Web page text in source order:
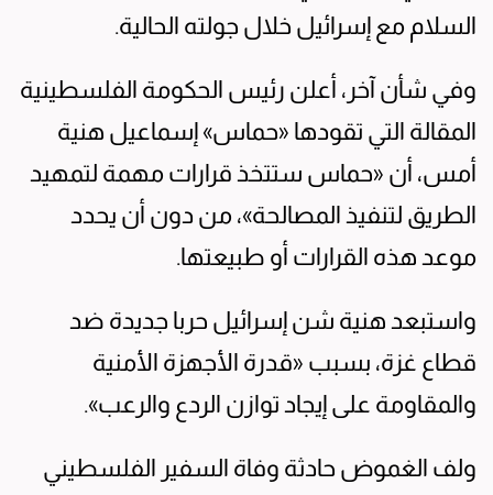
السلام مع إسرائيل خلال جولته الحالية.
وفي شأن آخر، أعلن رئيس الحكومة الفلسطينية
المقالة التي تقودها «حماس» إسماعيل هنية
أمس، أن «حماس ستتخذ قرارات مهمة لتمهيد
الطريق لتنفيذ المصالحة»، من دون أن يحدد
موعد هذه القرارات أو طبيعتها.
واستبعد هنية شن إسرائيل حربا جديدة ضد
قطاع غزة، بسبب «قدرة الأجهزة الأمنية
والمقاومة على إيجاد توازن الردع والرعب».
ولف الغموض حادثة وفاة السفير الفلسطيني